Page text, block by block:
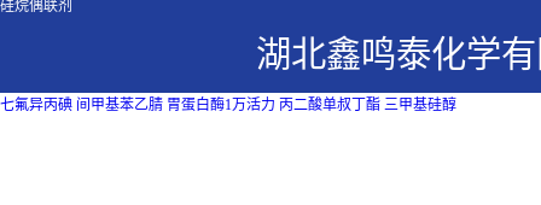
硅烷偶联剂
湖北鑫鸣泰化学
七氟异丙碘 间甲基苯乙腈 胃蛋白酶1万活力 丙二酸单叔丁酯 三甲基硅醇